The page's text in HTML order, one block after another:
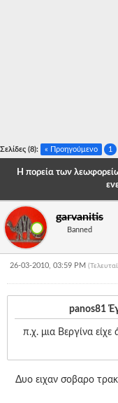
-
-
-
-
-
-
-
-
Γεια
σου,
Επισκέπτη!
Σελίδες (8): « Προηγούμενο 1
Η πορεία των
garvanitis
Banned
26-03-2010, 03:59 PM
panos81
π.χ. μια Βεργίνα είχε
Δυο ειχαν σοβαρο